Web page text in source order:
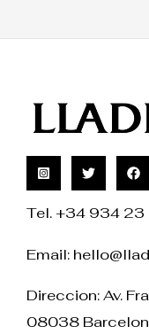
Tel. +34 934
Email:
Direccion: Av.
08038